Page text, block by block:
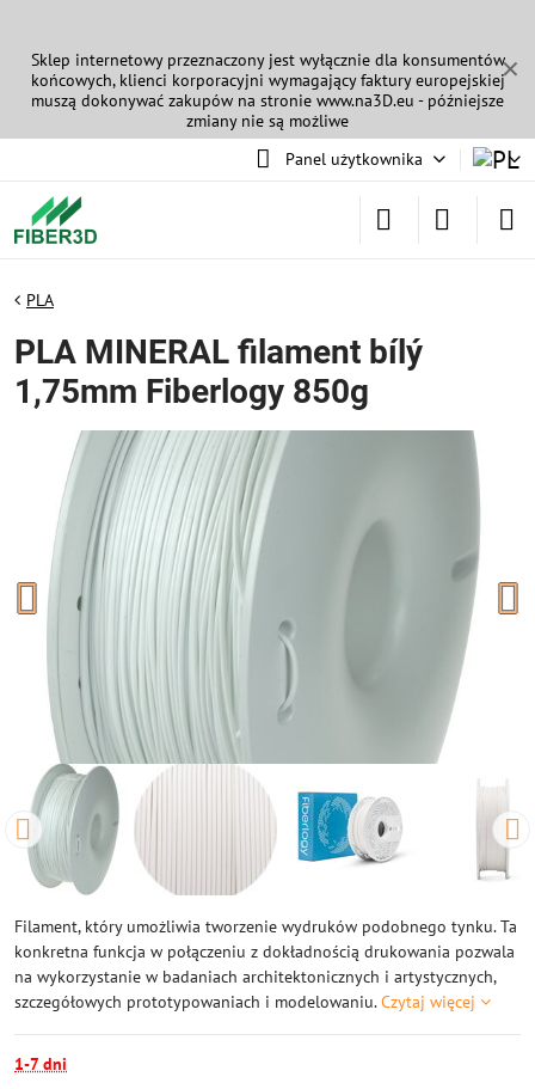
✕
Sklep internetowy przeznaczony jest wyłącznie dla konsumentów
końcowych, klienci korporacyjni wymagający faktury europejskiej
muszą dokonywać zakupów na stronie www.na3D.eu - późniejsze
zmiany nie są możliwe
Panel użytkownika
PLA
PLA MINERAL filament bílý
1,75mm Fiberlogy 850g
Filament, który umożliwia tworzenie wydruków podobnego tynku. Ta
konkretna funkcja w połączeniu z dokładnością drukowania pozwala
na wykorzystanie w badaniach architektonicznych i artystycznych,
szczegółowych prototypowaniach i modelowaniu.Czytaj więcej
1-7 dni